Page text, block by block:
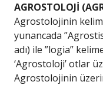
AGROSTOLOJİ
Agrostolojinin
yunancada
adı) ile ”logia”
‘Agrostoloji’ otlar
Agrostolojinin